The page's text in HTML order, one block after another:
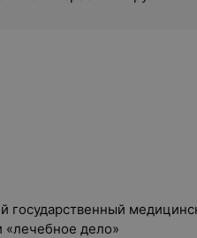
государственный
«лечебное дело»